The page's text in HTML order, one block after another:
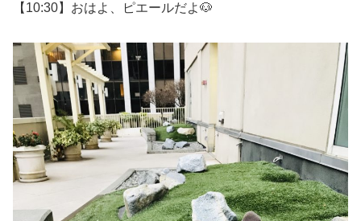
【10:30】おはよ、ピエールだよ🐶